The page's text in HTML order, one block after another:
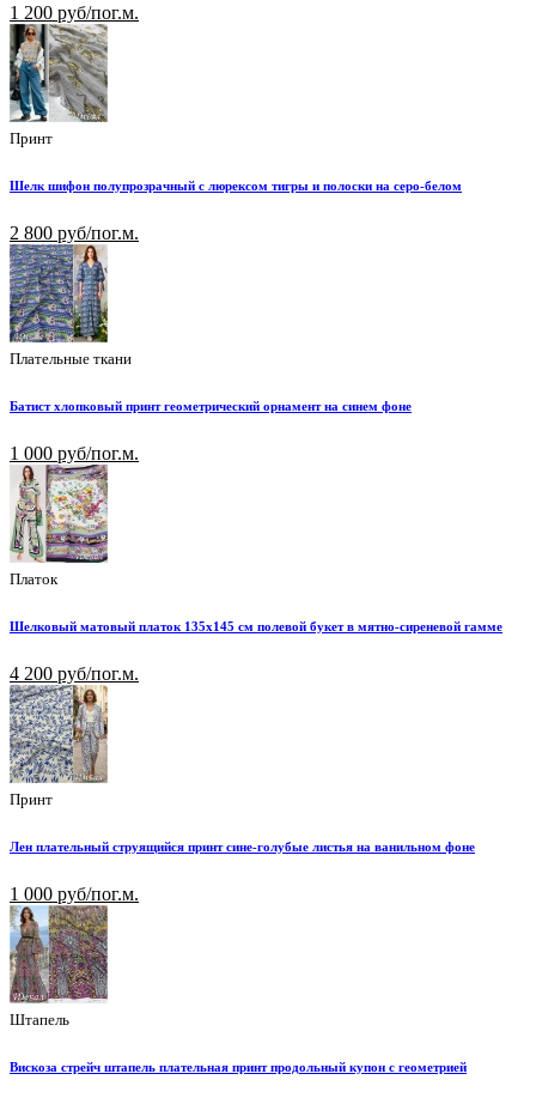
1 200 руб/пог.м.
Принт
Шелк шифон полупрозрачный с люрексом тигры и полоски на серо-белом
2 800 руб/пог.м.
Плательные ткани
Батист хлопковый принт геометрический орнамент на синем фоне
1 000 руб/пог.м.
Платок
Шелковый матовый платок 135х145 см полевой букет в мятно-сиреневой гамме
4 200 руб/пог.м.
Принт
Лен плательный струящийся принт сине-голубые листья на ванильном фоне
1 000 руб/пог.м.
Штапель
Вискоза стрейч штапель плательная принт продольный купон с геометрией